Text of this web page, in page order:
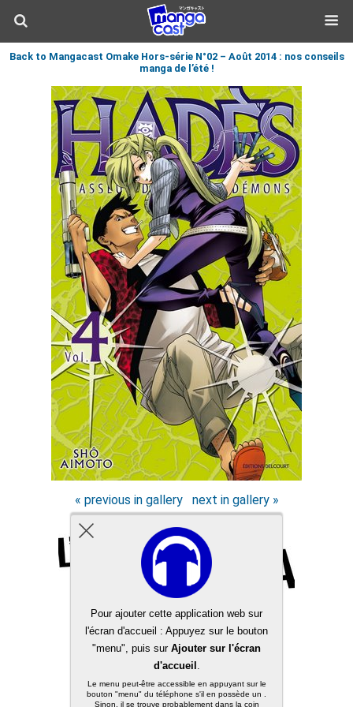
Back to Mangacast Omake Hors-série N°02 – Août 2014 : nos conseils
manga de l’été !
« previous in gallery next in gallery »